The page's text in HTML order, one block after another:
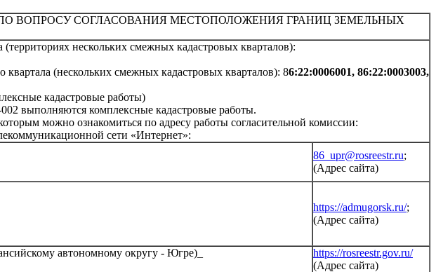
ВОПРОСУ СОГЛАСОВАНИЯ МЕСТОПОЛОЖЕНИЯ ГРАНИЦ ЗЕМЕЛЬНЫХ
нескольких смежных кадастровых кварталов):
(нескольких смежных кадастровых кварталов): 86:22:0006001, 86:22:0003003,
кадастровые работы)
выполняются комплексные кадастровые работы.
можно ознакомиться по адресу работы согласительной комиссии:
сети «Интернет»:
86_upr@rosreestr.ru;
(Адрес сайта)
https://admugorsk.ru/;
(Адрес сайта)
автономному округу - Югре)_
https://rosreestr.gov.ru/
(Адрес сайта)